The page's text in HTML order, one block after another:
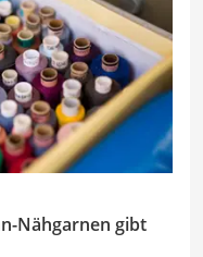
Nähgarnen gibt